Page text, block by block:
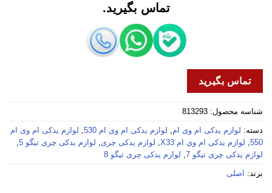
تماس بگیرید.
تماس بگیرید
شناسه محصول: 813293
دسته: لوازم یدکی ام وی ام, لوازم یدکی ام وی ام 530 , لوازم یدکی ام وی ام
550
, لوازم یدکی ام وی ام X33 , لوازم یدکی چری, لوازم یدکی چری تیگو 5
,
لوازم یدکی چری تیگو 7
, لوازم یدکی چری تیگو 8
برند: اصلی